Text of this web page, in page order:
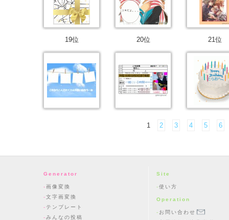
19位 20位 21位
1 2 3 4 5 6
Generator
画像変換
文字画変換
テンプレート
みんなの投稿
Site
使い方
Operation
お問い合わせ